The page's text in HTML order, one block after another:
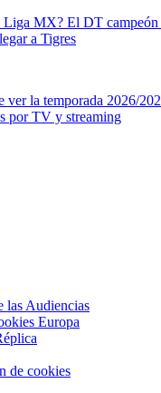
Liga MX? El DT campeón
a Tigres
ver la temporada 2026/
por TV y streaming
las Audiencias
Europa
de cookies